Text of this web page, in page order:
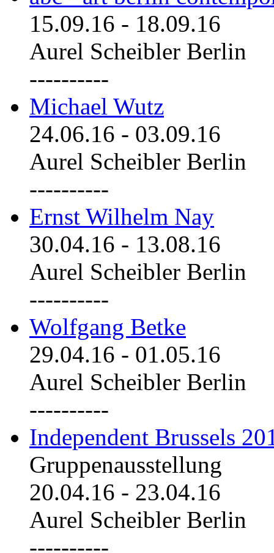
15.09.16 - 18.09.16
Aurel Scheibler Berlin
----------
Michael Wutz
24.06.16 - 03.09.16
Aurel Scheibler Berlin
----------
Ernst Wilhelm Nay
30.04.16 - 13.08.16
Aurel Scheibler Berlin
----------
Wolfgang Betke
29.04.16 - 01.05.16
Aurel Scheibler Berlin
----------
Independent Brussels
Gruppenausstellung
20.04.16 - 23.04.16
Aurel Scheibler Berlin
----------